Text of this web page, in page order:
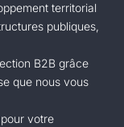
territorial
publiques,
B2B grâce
que nous vous
pour votre